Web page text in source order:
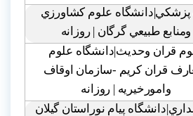
پزشکي|دانشگاه علوم کشاورزي
ومنابع طبيعي گرگان | روزانه
قران وحديث|دانشگاه علوم
قران کريم -سازمان اوقاف
وامورخيريه | روزانه
پيام نوراستان گيلان